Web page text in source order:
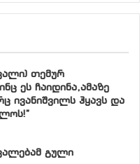
თემურ
ეს ჩაიდინა,ამაზე
ივანიშვილს ჰყავს და
გული